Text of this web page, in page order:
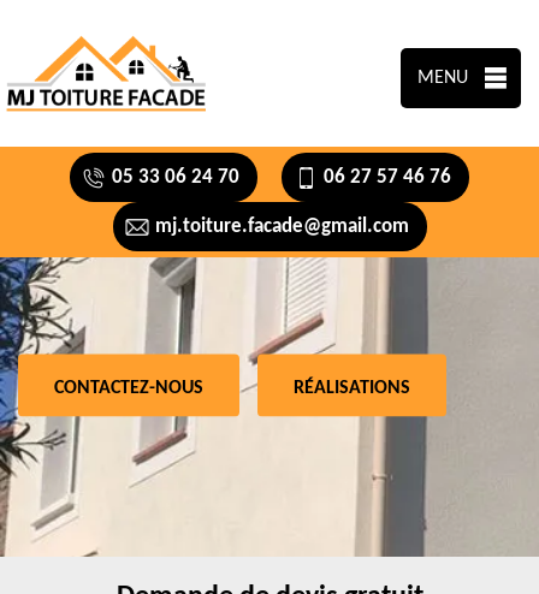
MENU
05 33 06 24 70 06 27 57 46 76
mj.toiture.facade@gmail.com
CONTACTEZ-NOUS RÉALISATIONS